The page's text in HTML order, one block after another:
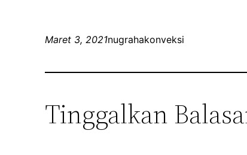
Maret 3, 2021nugrahakonveksi
Tinggalkan